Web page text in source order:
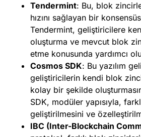
Tendermint: Bu, blok
hızını sağlayan bir
Tendermint, geliştiricilere
oluşturma ve mevcut blok
etme konusunda yardımcı
Cosmos SDK: Bu yazılım
geliştiricilerin kendi blok
kolay bir şekilde
SDK, modüler yapısıyla,
geliştirilmesini ve
IBC (Inter-Blockchain